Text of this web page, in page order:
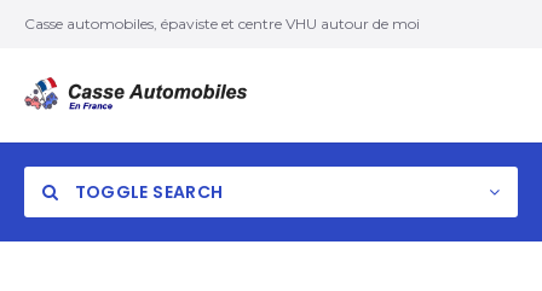
Casse automobiles, épaviste et centre VHU autour de moi
TOGGLE SEARCH